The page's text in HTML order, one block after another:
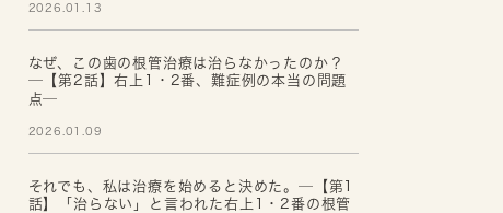
2026.01.13
なぜ、この歯の根管治療は治らなかったのか？
─【第2話】右上1・2番、難症例の本当の問題
点─
2026.01.09
それでも、私は治療を始めると決めた。─【第1
話】「治らない」と言われた右上1・2番の根管